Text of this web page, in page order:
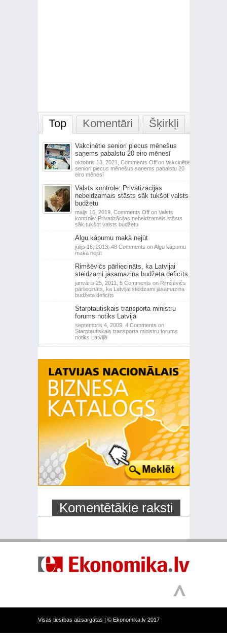
Top Komentāri Šķirkļi
Vakcinētie seniori piecus mēnešus
saņems pabalstu 20 eiro mēnesī
oktobris 13, 2021, Comments Offon Vakcinētie
seniori piecus mēnešus saņems pabalstu 20
eiro mēnesī
Valsts kontrole: Privatizācijas
nebeidzamais stāsts sāk tukšot valsts
budžetu
maijs 16, 2019, Comments Offon Valsts
kontrole: Privatizācijas nebeidzamais stāsts
sāk tukšot valsts budžetu
Algu kāpumu makā nejūt
jūlijs 16, 2013, 48 Comments on Algu kāpumu
makā nejūt
Rimšēvičs pārliecināts, ka Latvijai
steidzami jāsamazina budžeta deficīts
janvāris 25, 2011, 5 Comments on Rimšēvičs
pārliecināts, ka Latvijai steidzami jāsamazina
budžeta deficīts
Starptautiskais transporta ministru
forums notiks Latvijā
septembris 4, 2009, 4 Comments on
Starptautiskais transporta ministru forums
notiks Latvijā
Komentētākie raksti
Visas tiesības aizsargātas | © Ekonomika.lv 2017